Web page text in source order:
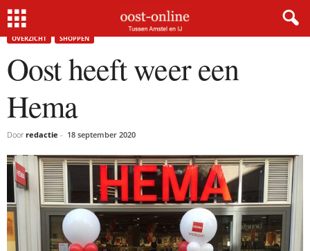
Home Oost heeft weer een Hema
OVERZICHT SHOPPEN
Oost heeft weer een
Hema
Door redactie - 18 september 2020